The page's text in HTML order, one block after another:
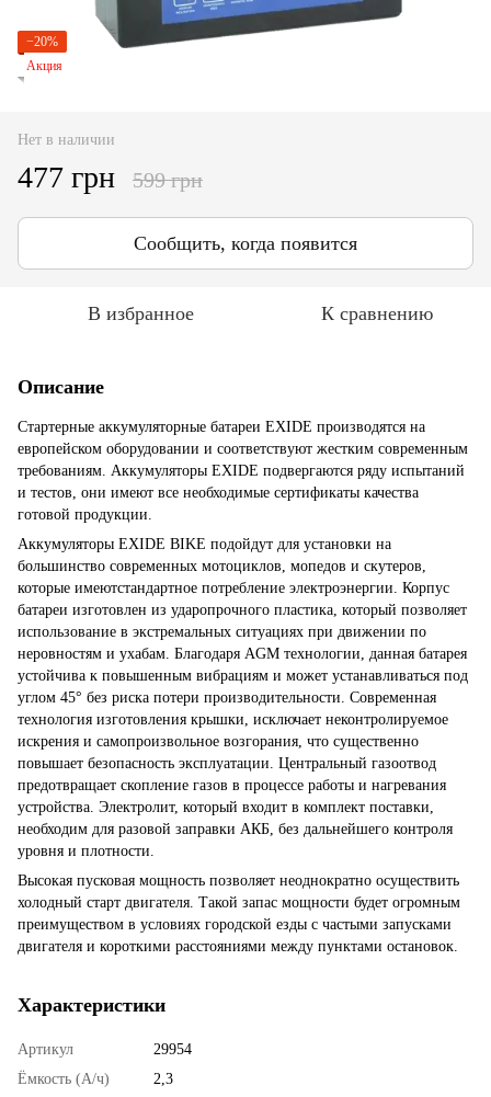
−20%
Акция
Нет в наличии
477 грн 599 грн
Сообщить, когда появится
В избранное К сравнению
Описание
Стартерные аккумуляторные батареи EXIDE производятся на
европейском оборудовании и соответствуют жестким современным
требованиям. Аккумуляторы EXIDE подвергаются ряду испытаний
и тестов, они имеют все необходимые сертификаты качества
готовой продукции.
Аккумуляторы EXIDE BIKE подойдут для установки на
большинство современных мотоциклов, мопедов и скутеров,
которые имеютстандартное потребление электроэнергии. Корпус
батареи изготовлен из ударопрочного пластика, который позволяет
использование в экстремальных ситуациях при движении по
неровностям и ухабам. Благодаря AGM технологии, данная батарея
устойчива к повышенным вибрациям и может устанавливаться под
углом 45° без риска потери производительности. Современная
технология изготовления крышки, исключает неконтролируемое
искрения и самопроизвольное возгорания, что существенно
повышает безопасность эксплуатации. Центральный газоотвод
предотвращает скопление газов в процессе работы и нагревания
устройства. Электролит, который входит в комплект поставки,
необходим для разовой заправки АКБ, без дальнейшего контроля
уровня и плотности.
Высокая пусковая мощность позволяет неоднократно осуществить
холодный старт двигателя. Такой запас мощности будет огромным
преимуществом в условиях городской езды с частыми запусками
двигателя и короткими расстояниями между пунктами остановок.
Характеристики
Артикул
29954
Ёмкость (А/ч)
2,3